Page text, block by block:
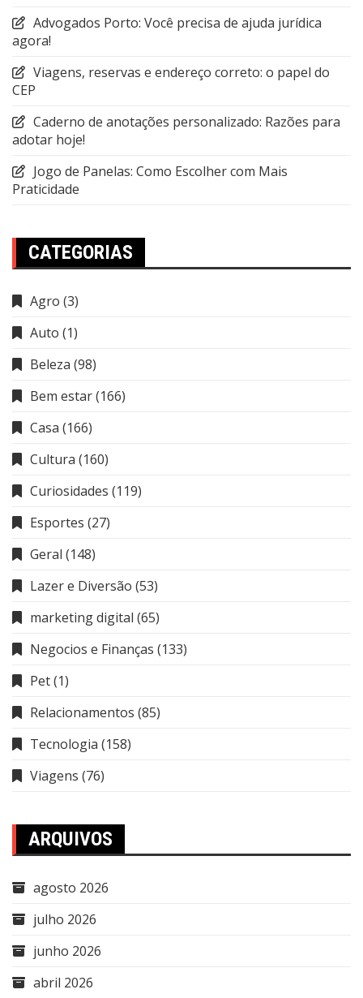
Advogados Porto: Você precisa de ajuda jurídica
agora!
Viagens, reservas e endereço correto: o papel do
CEP
Caderno de anotações personalizado: Razões para
adotar hoje!
Jogo de Panelas: Como Escolher com Mais
Praticidade
CATEGORIAS
Agro (3)
Auto (1)
Beleza (98)
Bem estar(166)
Casa (166)
Cultura (160)
Curiosidades (119)
Esportes (27)
Geral (148)
Lazer e Diversão (53)
marketing digital (65)
Negocios e Finanças (133)
Pet(1)
Relacionamentos (85)
Tecnologia (158)
Viagens (76)
ARQUIVOS
agosto 2026
julho 2026
junho 2026
abril 2026